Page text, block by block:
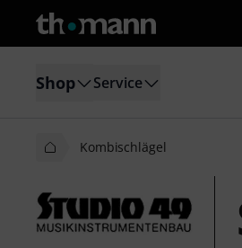
Shop Service
Kombischlägel